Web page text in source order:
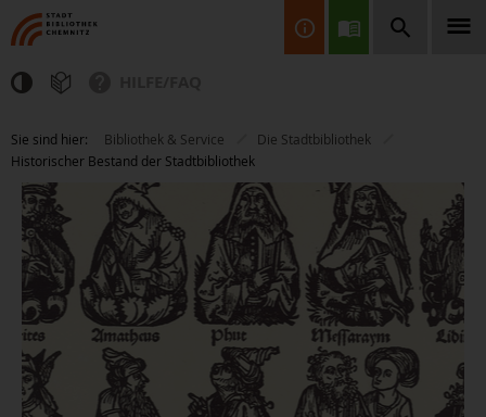
Finden Sie Informationen, Bücher, CDs & DVDs, Spiele, BluRays,
Zeitschriften und vieles mehr...
JETZT FINDEN
Sie sind hier: Bibliothek & Service
Die Stadtbibliothek
Historischer Bestand der Stadtbibliothek